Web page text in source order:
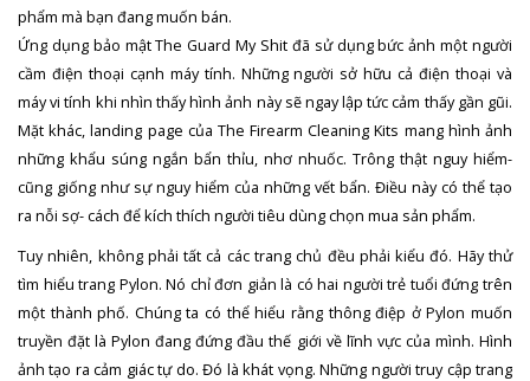
phẩm mà bạn đang muốn bán.
Ứng dụng bảo mật The Guard My Shit đã sử dụng bức ảnh một người
cầm điện thoại cạnh máy tính. Những người sở hữu cả điện thoại và
máy vi tính khi nhìn thấy hình ảnh này sẽ ngay lập tức cảm thấy gần gũi.
Mặt khác, landing page của The Firearm Cleaning Kits mang hình ảnh
những khẩu súng ngắn bẩn thỉu, nhơ nhuốc. Trông thật nguy hiểm-
cũng giống như sự nguy hiểm của những vết bẩn. Điều này có thể tạo
ra nỗi sợ- cách để kích thích người tiêu dùng chọn mua sản phẩm.
Tuy nhiên, không phải tất cả các trang chủ đều phải kiểu đó. Hãy thử
tìm hiểu trang Pylon. Nó chỉ đơn giản là có hai người trẻ tuổi đứng trên
một thành phố. Chúng ta có thể hiểu rằng thông điệp ở Pylon muốn
truyền đặt là Pylon đang đứng đầu thế giới về lĩnh vực của mình. Hình
ảnh tạo ra cảm giác tự do. Đó là khát vọng. Những người truy cập trang